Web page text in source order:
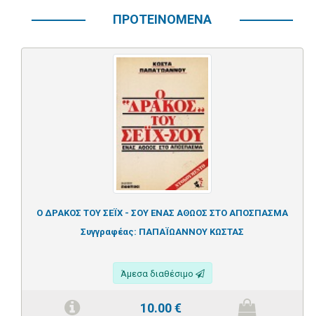
ΠΡΟΤΕΙΝΟΜΕΝΑ
Ο ΔΡΑΚΟΣ ΤΟΥ ΣΕΪΧ - ΣΟΥ ΕΝΑΣ ΑΘΩΟΣ ΣΤΟ ΑΠΟΣΠΑΣΜΑ
Συγγραφέας: ΠΑΠΑΪΩΑΝΝΟΥ ΚΩΣΤΑΣ
Άμεσα διαθέσιμο
10.00€